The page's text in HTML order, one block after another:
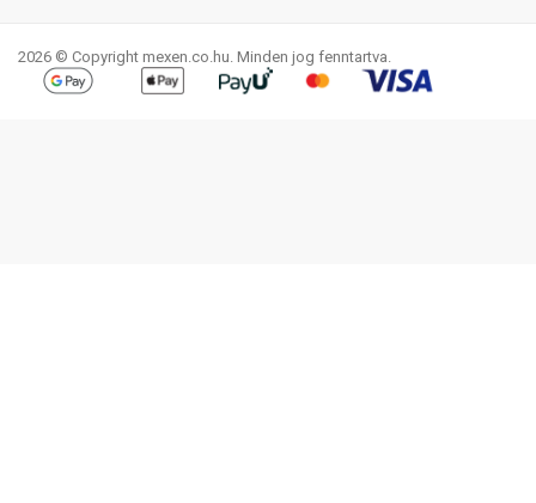
2026 © Copyright mexen.co.hu. Minden jog fenntartva.